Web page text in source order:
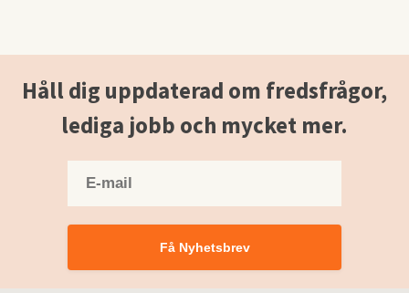
Håll dig uppdaterad om fredsfrågor,
lediga jobb och mycket mer.
Få Nyhetsbrev